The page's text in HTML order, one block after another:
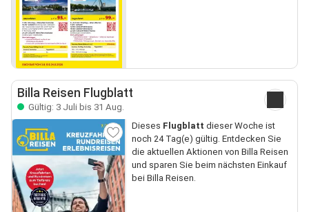
Billa Reisen Flugblatt
Gültig: 3 Juli bis 31 Aug.
Dieses Flugblatt dieser Woche ist
noch 24 Tag(e) gültig. Entdecken Sie
die aktuellen Aktionen von Billa Reisen
und sparen Sie beim nächsten Einkauf
bei Billa Reisen.